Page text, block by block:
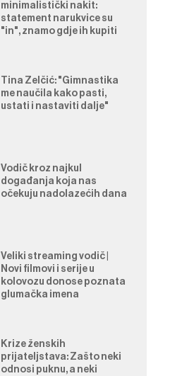
minimalistički nakit:
statement narukvice su
"in", znamo gdje ih kupiti
Tina Zelčić: "Gimnastika
me naučila kako pasti,
ustati i nastaviti dalje"
Vodič kroz najkul
događanja koja nas
očekuju nadolazećih dana
Veliki streaming vodič |
Novi filmovi i serije u
kolovozu donose poznata
glumačka imena
Krize ženskih
prijateljstava: Zašto neki
odnosi puknu, a neki